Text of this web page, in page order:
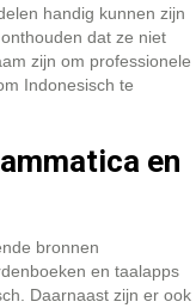
handig kunnen zijn
dat ze niet
zijn om professionele
Indonesisch te
en
bronnen
en taalapps
Daarnaast zijn er ook